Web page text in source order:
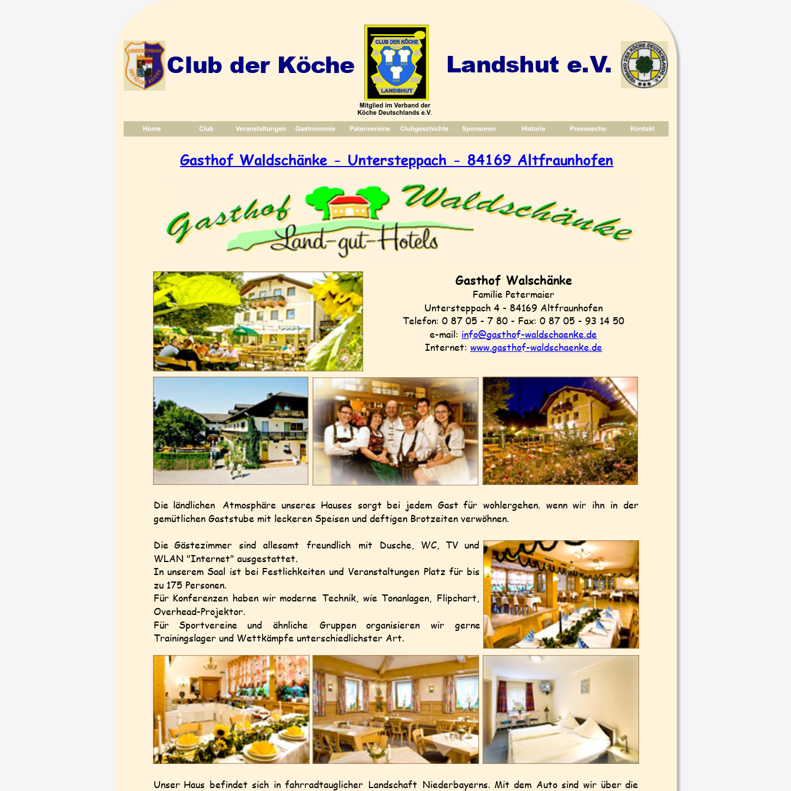
Club der Köche Landshut e.V.
Gasthof Waldschänke - Untersteppach - 84169 Altfraunhofen
Gasthof Walschänke
Familie Petermaier
Untersteppach 4 - 84169 Altfraunhofen
Telefon: 0 87 05 - 7 80 - Fax: 0 87 05 - 93 14 50
e-mail: info@gasthof-waldschaenke.de
Internet: www.gasthof-waldschaenke.de
Die ländlichen Atmosphäre unseres Hauses sorgt bei jedem Gast für wohlergehen. wenn wir ihn in der
gemütlichen Gaststube mit leckeren Speisen und deftigen Brotzeiten verwöhnen.
Die Gästezimmer sind allesamt freundlich mit Dusche, WC, TV und
WLAN "Internet" ausgestattet.
In unserem Saal ist bei Festlichkeiten und Veranstaltungen Platz für bis
zu 175 Personen.
Für Konferenzen haben wir moderne Technik, wie Tonanlagen, Flipchart,
Overhead-Projektor.
Für
Sportvereine und ähnliche Gruppen organisieren wir
gerne
Trainingslager und Wettkämpfe unterschiedlichster Art.
Unser Haus befindet sich in fahrradtauglicher Landschaft Niederbayerns. Mit dem Auto sind wir über die